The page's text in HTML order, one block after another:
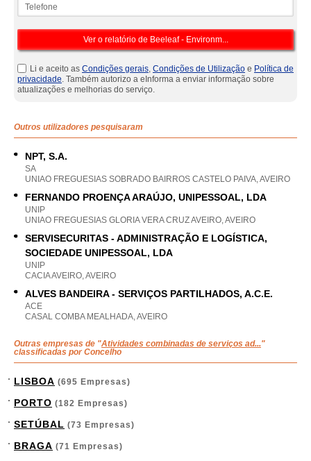
Li e aceito as Condições gerais, Condições de Utilização e Política de
privacidade. Também autorizo a eInforma a enviar informação sobre
atualizações e melhorias do serviço.
Outros utilizadores pesquisaram
NPT, S.A.
SA
UNIAO FREGUESIAS SOBRADO BAIRROS CASTELO PAIVA, AVEIRO
FERNANDO PROENÇA ARAÚJO, UNIPESSOAL, LDA
UNIP
UNIAO FREGUESIAS GLORIA VERA CRUZ AVEIRO, AVEIRO
SERVISECURITAS - ADMINISTRAÇÃO E LOGÍSTICA,
SOCIEDADE UNIPESSOAL, LDA
UNIP
CACIA AVEIRO, AVEIRO
ALVES BANDEIRA - SERVIÇOS PARTILHADOS, A.C.E.
ACE
CASAL COMBA MEALHADA, AVEIRO
Outras empresas de "Atividades combinadas de serviços ad..."
classificadas por Concelho
LISBOA (695 Empresas)
PORTO (182 Empresas)
SETÚBAL (73 Empresas)
BRAGA (71 Empresas)